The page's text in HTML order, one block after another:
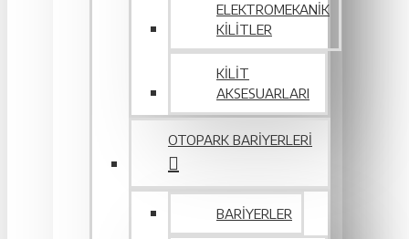
ELEKTROMEKANIK
KILITLER
KILIT
AKSESUARLARI
OTOPARK BARIYERLERI
BARIYERLER